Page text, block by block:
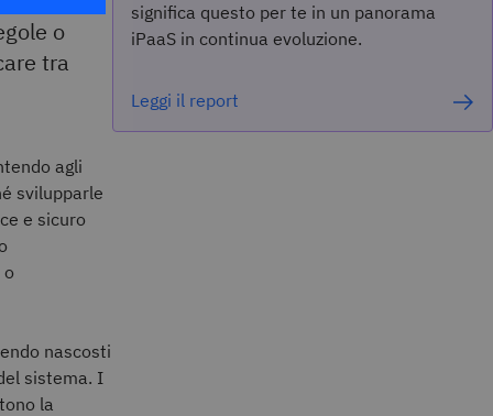
o
tra
agli
svilupparle
e sicuro
nascosti
sistema. I
la
significa questo per te in un panorama
iPaaS in continua evoluzione.
Leggi il report